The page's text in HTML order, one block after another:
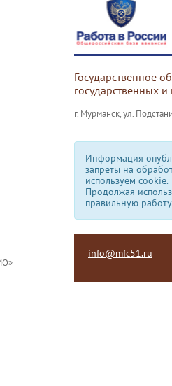
Государственное
государственных
г. Мурманск, ул.
Информация
запреты на
используем сookie.
Продолжая
правильную
info@mfc51.ru